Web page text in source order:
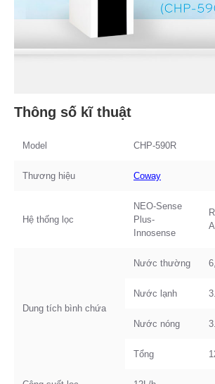
Thông số kĩ thuật
Model CHP-590R
Thương hiệu Coway
Hệ thống lọc
NEO-Sense
Plus-
Innosense
Dung tích bình chứa
Nước thường
Nước lạnh
Nước nóng
Tổng